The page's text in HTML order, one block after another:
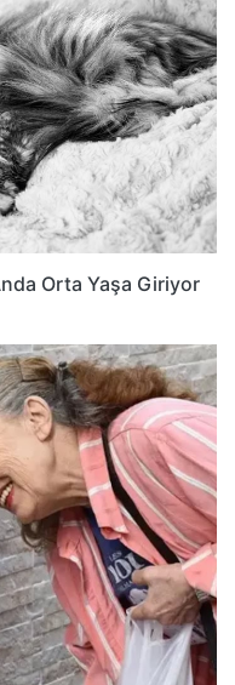
Orta Yaşa Giriyor